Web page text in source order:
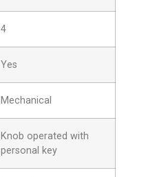
4
Yes
Mechanical
Knob operated with
personal key